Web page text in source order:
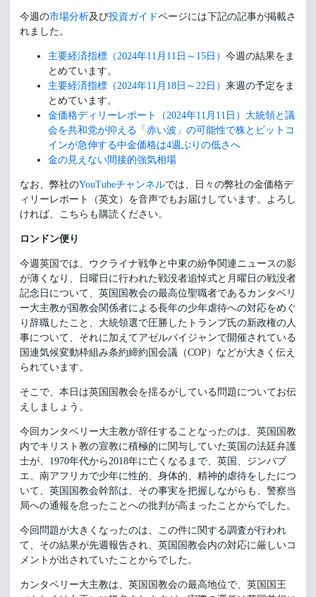
今週の市場分析及び投資ガイドページには下記の記事が掲載さ
れました。
主要経済指標（2024年11月11日～15日） 今週の結果をま
とめています。
主要経済指標（2024年11月18日～22日） 来週の予定をま
とめています。
金価格ディリーレポート（2024年11月11日）大統領と議
会を共和党が抑える「赤い波」の可能性で株とビットコ
インが急伸する中金価格は4週ぶりの低さへ
金の見えない間接的強気相場
なお、弊社のYouTubeチャンネルでは、日々の弊社の金価格デ
ィリーレポート（英文）を音声でもお届けしています。よろし
ければ、こちらも購読ください。
ロンドン便り
今週英国では、ウクライナ戦争と中東の紛争関連ニュースの影
が薄くなり、日曜日に行われた戦没者追悼式と月曜日の戦没者
記念日について、英国国教会の最高位聖職者であるカンタベリ
ー大主教が国教会関係者による長年の少年虐待への対応をめぐ
り辞職したこと、大統領選で圧勝したトランプ氏の新政権の人
事について、それに加えてアゼルバイジャンで開催されている
国連気候変動枠組み条約締約国会議（COP）などが大きく伝え
られています。
そこで、本日は英国国教会を揺るがしている問題についてお伝
えしましょう。
今回カンタベリー大主教が辞任することなったのは、英国国教
内でキリスト教の宣教に積極的に関与していた英国の法廷弁護
士が、1970年代から2018年に亡くなるまで、英国、ジンバブ
エ、南アフリカで少年に性的、身体的、精神的虐待をしたにつ
いて、英国国教会幹部は、その事実を把握しながらも、警察当
局への通報を怠ったことへの批判が高まったことからでした。
今回問題が大きくなったのは、この件に関する調査が行われ
て、その結果が先週報告され、英国国教会内の対応に厳しいコ
メントが出されていたことからでした。
カンタベリー大主教は、英国国教会の最高地位で、英国国王